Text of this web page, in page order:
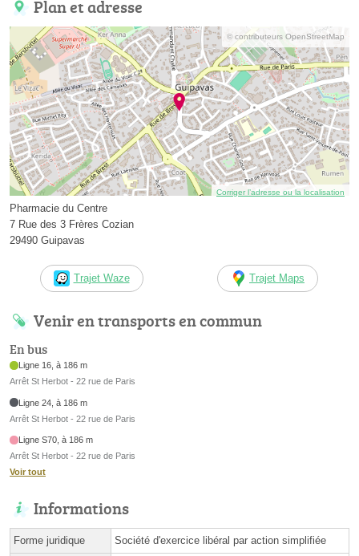
Plan et adresse
© contributeurs OpenStreetMap
Corriger l’adresse ou la localisation
Pharmacie du Centre
7 Rue des 3 Frères Cozian
29490 Guipavas
Trajet Waze Trajet Maps
Venir en transports en commun
En bus
Ligne 16, à 186 m
Arrêt St Herbot - 22 rue de Paris
Ligne 24, à 186 m
Arrêt St Herbot - 22 rue de Paris
Ligne S70, à 186 m
Arrêt St Herbot - 22 rue de Paris
Voir tout
Informations
Forme juridique Société d'exercice libéral par action simplifiée